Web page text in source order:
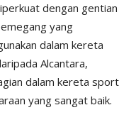
dengan gentian
yang
dalam kereta
Alcantara,
dalam kereta sport
yang sangat baik.